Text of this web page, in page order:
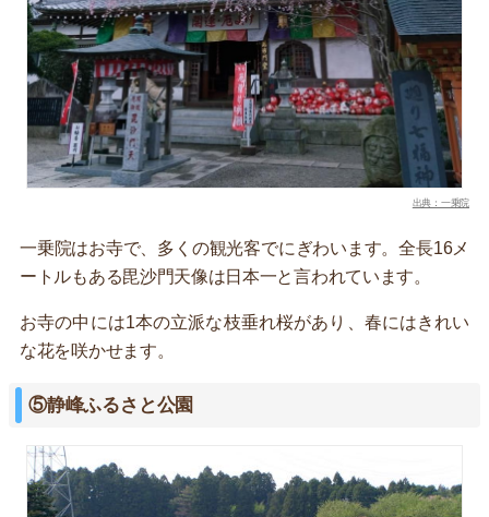
出典：一乗院
一乗院はお寺で、多くの観光客でにぎわいます。全長16メ
ートルもある毘沙門天像は日本一と言われています。
お寺の中には1本の立派な枝垂れ桜があり、春にはきれい
な花を咲かせます。
⑤静峰ふるさと公園